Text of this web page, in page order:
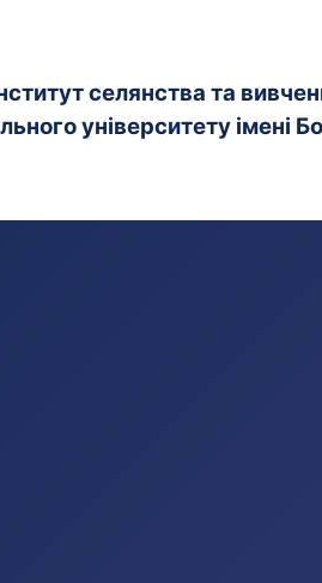
селянства та
університету імені